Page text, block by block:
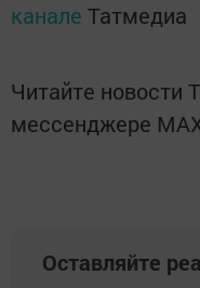
канале Татмедиа
Читайте новости
мессенджере
Оставляйте